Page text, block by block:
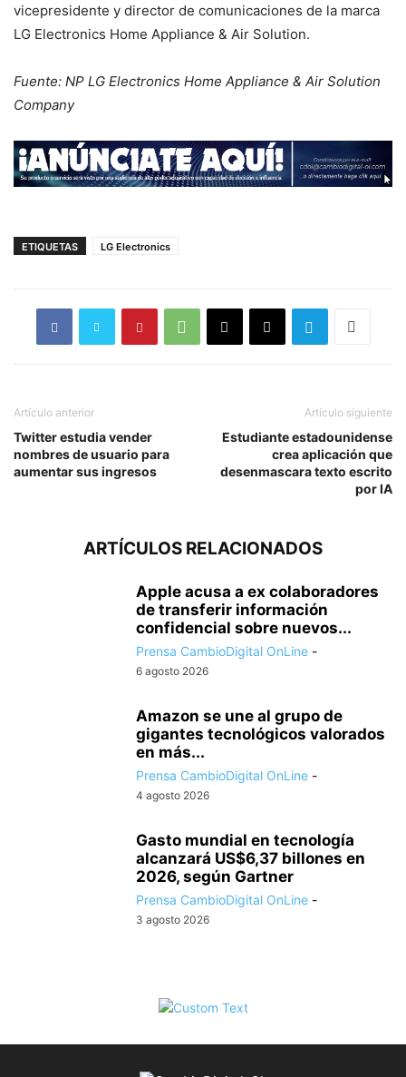
vicepresidente y director de comunicaciones de la marca
LG Electronics Home Appliance & Air Solution.
Fuente: NP LG Electronics Home Appliance & Air Solution
Company
ETIQUETAS LG Electronics
Artículo anterior
Twitter estudia vender
nombres de usuario para
aumentar sus ingresos
Artículo siguiente
Estudiante estadounidense
crea aplicación que
desenmascara texto escrito
por IA
ARTÍCULOS RELACIONADOS
Apple acusa a ex colaboradores
de transferir información
confidencial sobre nuevos...
Prensa CambioDigital OnLine -
6 agosto 2026
Amazon se une al grupo de
gigantes tecnológicos valorados
en más...
Prensa CambioDigital OnLine -
4 agosto 2026
Gasto mundial en tecnología
alcanzará US$6,37 billones en
2026, según Gartner
Prensa CambioDigital OnLine -
3 agosto 2026